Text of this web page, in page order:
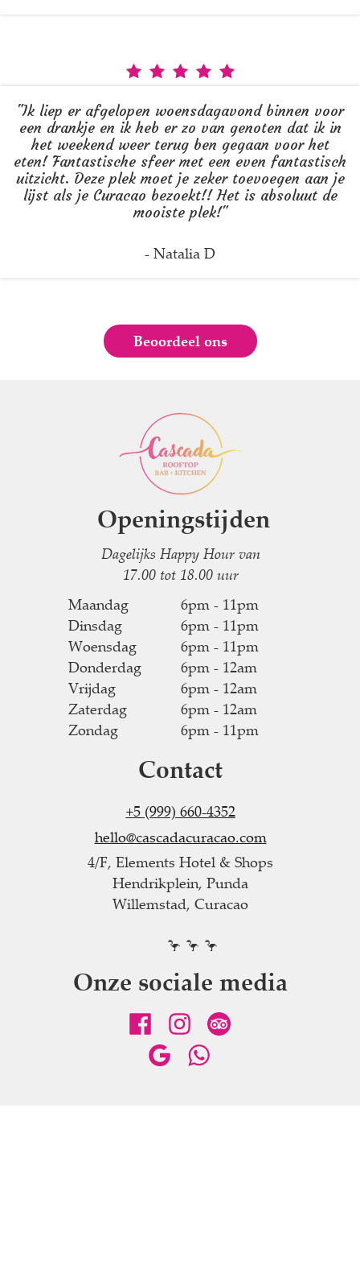
Beoordeel ons
"Ik liep er afgelopen woensdagavond binnen voor
een drankje en ik heb er zo van genoten dat ik in
het weekend weer terug ben gegaan voor het
eten! Fantastische sfeer met een even fantastisch
uitzicht. Deze plek moet je zeker toevoegen aan je
lijst als je Curacao bezoekt!! Het is absoluut de
mooiste plek!"
- Natalia D
Contact
Dagelijks Happy Hour van
17.00 tot 18.00 uur
+5 (999) 660-4352
hello@cascadacuracao.com
4/F, Elements Hotel & Shops
Hendrikplein, Punda
Willemstad, Curacao
🦩 🦩 🦩
Onze sociale media
Openingstijden
Maandag
Dinsdag
Woensdag
Donderdag
Vrijdag
Zaterdag
Zondag
6pm - 11pm
6pm - 11pm
6pm - 11pm
6pm - 12am
6pm - 12am
6pm - 12am
6pm - 11pm